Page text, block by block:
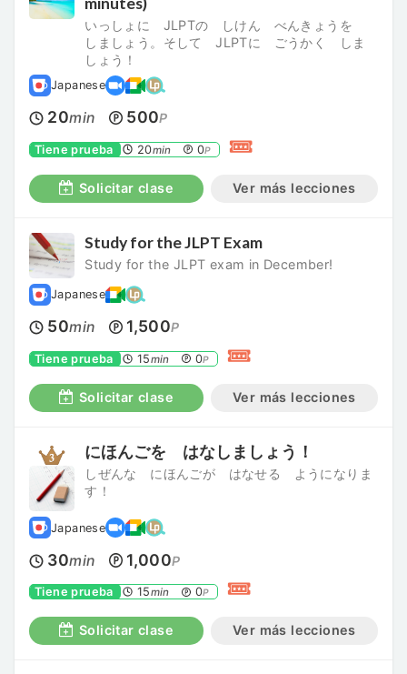
いっしょに JLPTの しけん べんきょうを
しましょう。そして JLPTに ごうかく しま
しょう！
Japanese
20min 500P
Tiene prueba 20min 0P
Solicitar clase Ver más lecciones
Study for the JLPT Exam
Study for the JLPT exam in December!
Japanese
50min 1,500P
Tiene prueba 15min 0P
Solicitar clase Ver más lecciones
にほんごを はなしましょう！
しぜんな にほんごが はなせる ようになりま
す！
Japanese
30min 1,000P
Tiene prueba 15min 0P
Solicitar clase Ver más lecciones